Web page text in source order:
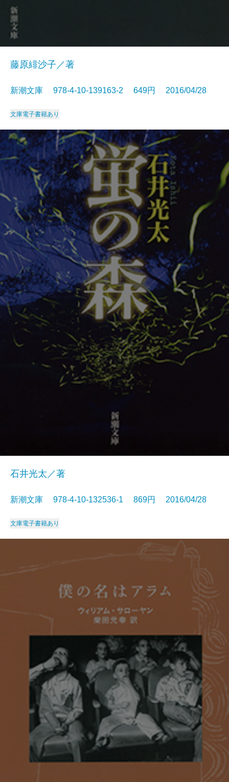
藤原緋沙子／著
新潮文庫 978-4-10-139163-2 649円 2016/04/28
文庫電子書籍あり
石井光太／著
新潮文庫 978-4-10-132536-1 869円 2016/04/28
文庫電子書籍あり